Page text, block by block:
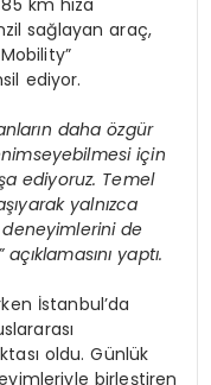
km hıza
sağlayan araç,
ediyor.
dahaözgür
için
ediyoruz. Temel
yalnızca
deneyimlerini de
yaptı.
İstanbul’da
oldu. Günlük
birleştiren